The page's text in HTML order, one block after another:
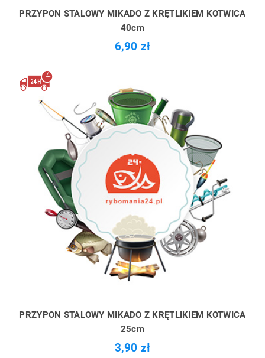
PRZYPON STALOWY MIKADO Z KRĘTLIKIEM KOTWICA
40cm
6,90 zł
PRZYPON STALOWY MIKADO Z KRĘTLIKIEM KOTWICA
25cm
3,90 zł